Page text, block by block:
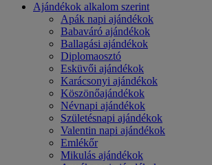
Ajándékok alkalom szerint
Apák napi ajándékok
Babaváró ajándékok
Ballagási ajándékok
Diplomaosztó
Esküvői ajándékok
Karácsonyi ajándékok
Köszönőajándékok
Névnapi ajándékok
Születésnapi ajándékok
Valentin napi ajándékok
Emlékőr
Mikulás ajándékok